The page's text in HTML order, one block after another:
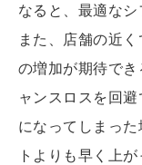
なると、最適なシ
また、店舗の近
の増加が期待で
ャンスロスを回
になってしまっ
トよりも早く上